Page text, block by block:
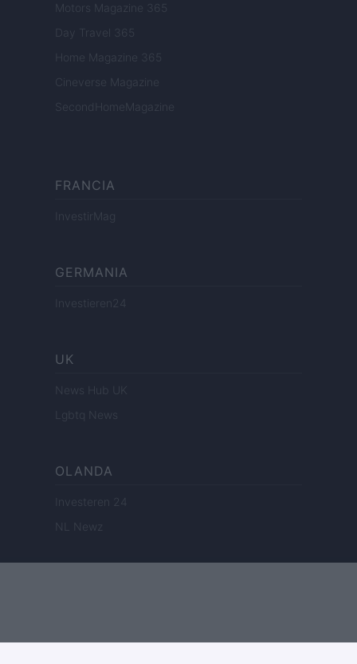
Motors Magazine 365
Day Travel 365
Home Magazine 365
Cineverse Magazine
SecondHomeMagazine
FRANCIA
InvestirMag
GERMANIA
Investieren24
UK
News Hub UK
Lgbtq News
OLANDA
Investeren 24
NL Newz